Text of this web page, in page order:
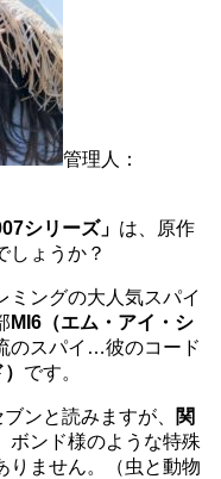
管理人：
シリーズ」 は、原作
しょうか？
ミングの大人気スパイ
MI6（エム・アイ・シ
のスパイ…彼のコード
です。
ンと読みますが、
関
ボンド様のような特殊
りません。（虫と動物